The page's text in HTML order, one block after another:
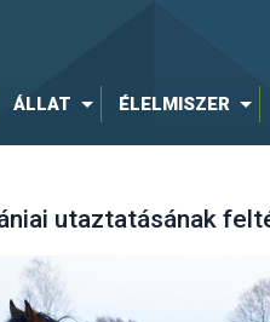
ÁLLAT ÉLELMISZER
utaztatásának